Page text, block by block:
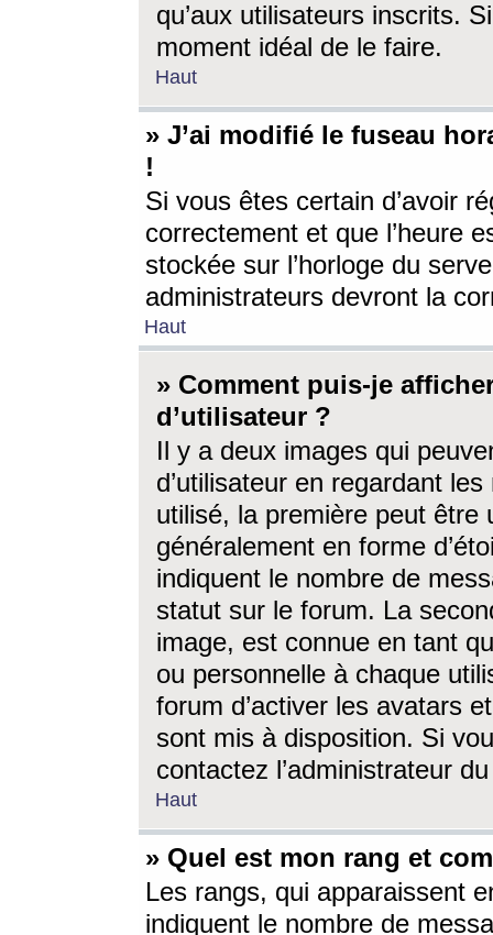
qu’aux utilisateurs inscrits.
moment idéal de le faire.
Haut
» J’ai modifié le fuseau
!
Si vous êtes certain d’avoir
correctement et que l’heure
stockée sur l’horloge du
administrateurs devront la
Haut
» Comment puis-je
d’utilisateur ?
Il y a deux images qui
d’utilisateur en regardant
utilisé, la première peut être
généralement en forme
indiquent le nombre de
statut sur le forum. La
image, est connue en tant
ou personnelle à chaque
forum d’activer les avatars
sont mis à disposition. Si
contactez l’administrateur
Haut
» Quel est mon rang et
Les rangs, qui apparaissent
indiquent le nombre de